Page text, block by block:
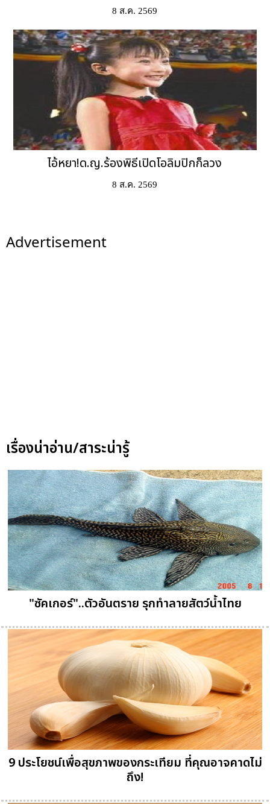
8 ส.ค. 2569
ไอ้หยา!ด.ญ.ร้องพิธีเปิดโอลิมปิกก็ลวง
8 ส.ค. 2569
Advertisement
เรื่องน่าอ่าน/สาระน่ารู้
"ซัคเกอร์"..ตัวอันตราย รุกทำลายสัตว์น้ำไทย
9 ประโยชน์เพื่อสุขภาพของกระเทียม ที่คุณอาจคาดไม่
ถึง!